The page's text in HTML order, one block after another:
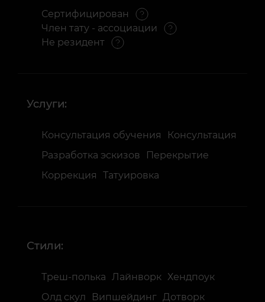
Сертифицирован
Член тату - ассоциации
Не резидент
Услуги:
Консультация обучения
Консультация
Разработка эскизов
Перекрытие
Коррекция
Татуировка
Стили:
Треш-полька Лайнворк Хендпоук
Олд скул
Випшейдинг Дотворк